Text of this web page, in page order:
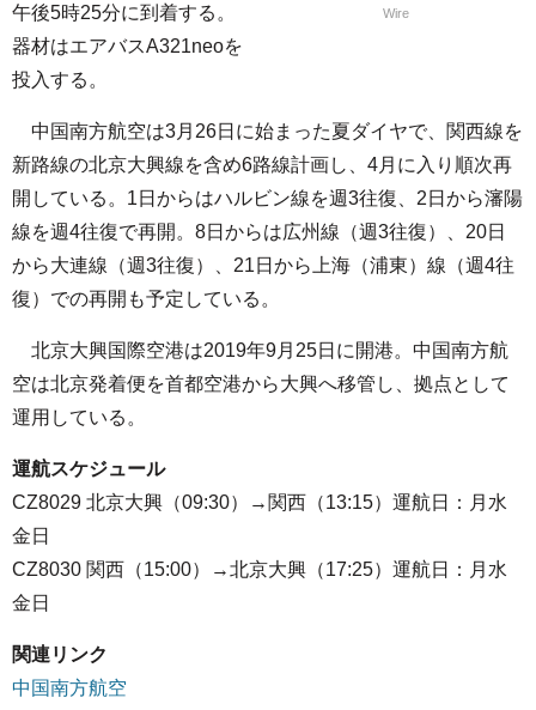
Wire
午後5時25分に到着する。
器材はエアバスA321neoを
投入する。
中国南方航空は3月26日に始まった夏ダイヤで、関西線を
新路線の北京大興線を含め6路線計画し、4月に入り順次再
開している。1日からはハルビン線を週3往復、2日から瀋陽
線を週4往復で再開。8日からは広州線（週3往復）、20日
から大連線（週3往復）、21日から上海（浦東）線（週4往
復）での再開も予定している。
北京大興国際空港は2019年9月25日に開港。中国南方航
空は北京発着便を首都空港から大興へ移管し、拠点として
運用している。
運航スケジュール
CZ8029 北京大興（09:30）→関西（13:15）運航日：月水
金日
CZ8030 関西（15:00）→北京大興（17:25）運航日：月水
金日
関連リンク
中国南方航空